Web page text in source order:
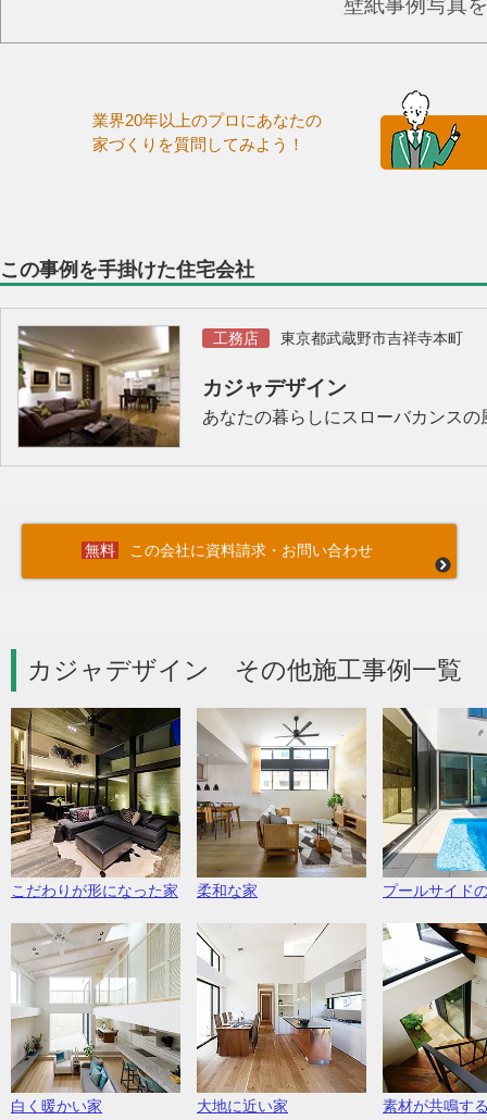
壁紙事例写真
業界20年以上のプロにあなたの
家づくりを質問してみよう！
この事例を手掛けた住宅会社
工務店 東京都武蔵野市吉祥寺本町
カジャデザイン
あなたの暮らしにスローバカンス
この会社に資料請求・お問い合わせ
カジャデザイン その他施工事例一覧
こだわりが形になった家 柔和な家 プールサイド
白く暖かい家 大地に近い家 素材が共鳴す